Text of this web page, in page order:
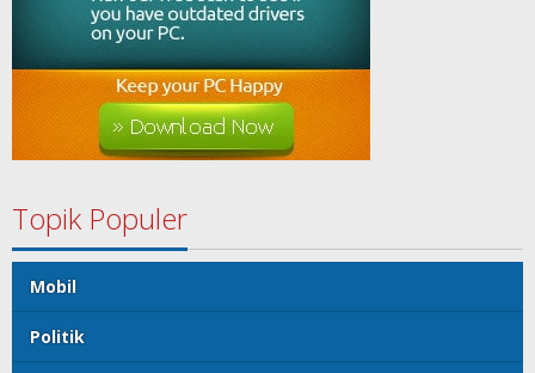
Topik Populer
Mobil
Politik